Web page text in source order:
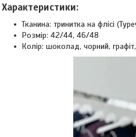
Характеристики:
Тканина: тринитка на флісі
Розмір: 42/44, 46/48
Колір: шоколад, чорний,